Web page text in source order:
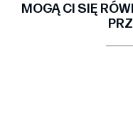
MOGĄ CI SIĘ